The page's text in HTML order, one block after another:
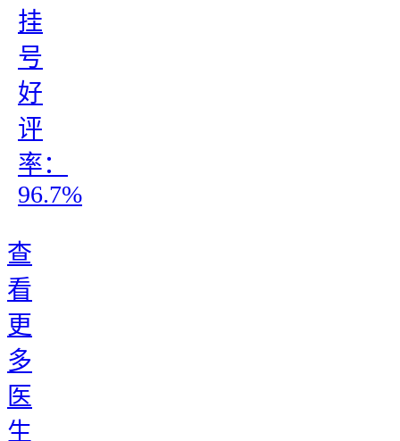
挂
号
好
评
率：
96.7%
查
看
更
多
医
生